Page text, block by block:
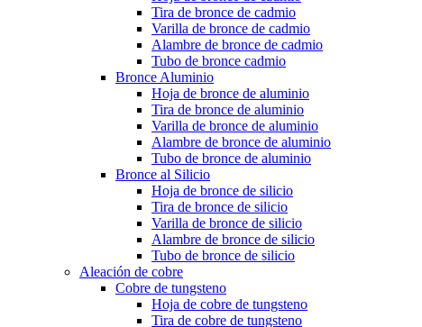
Tira de bronce de cadmio
Varilla de bronce de cadmio
Alambre de bronce de cadmio
Tubo de bronce cadmio
Bronce Aluminio
Hoja de bronce de aluminio
Tira de bronce de aluminio
Varilla de bronce de aluminio
Alambre de bronce de aluminio
Tubo de bronce de aluminio
Bronce al Silicio
Hoja de bronce de silicio
Tira de bronce de silicio
Varilla de bronce de silicio
Alambre de bronce de silicio
Tubo de bronce de silicio
Aleación de cobre
Cobre de tungsteno
Hoja de cobre de tungsteno
Tira de cobre de tungsteno